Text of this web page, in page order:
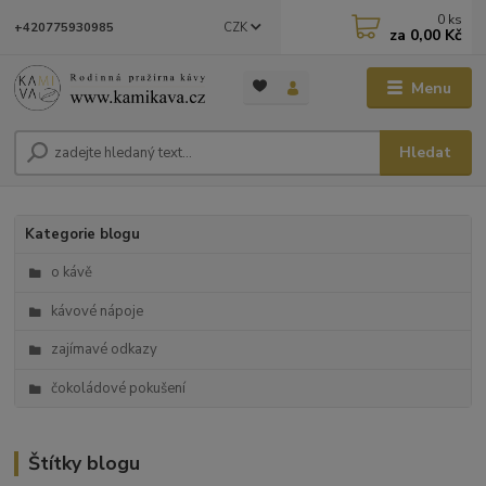
Menu
CZK
Hledat
+420775930985 0 ks
za 0,00 Kč
Kategorie blogu
o kávě
kávové nápoje
zajímavé odkazy
čokoládové pokušení
Štítky blogu